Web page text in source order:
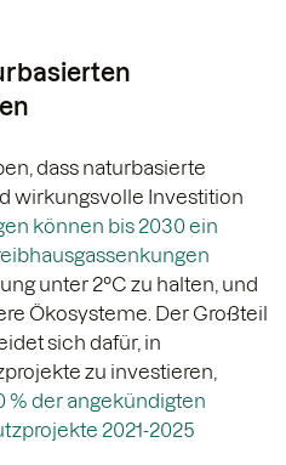
dass naturbasierte
wirkungsvolle Investition
können bis 2030 ein
unter 2°C zu halten, und
Ökosysteme. Der Großteil
sich dafür, in
zu investieren,
% der angekündigten
2021-2025